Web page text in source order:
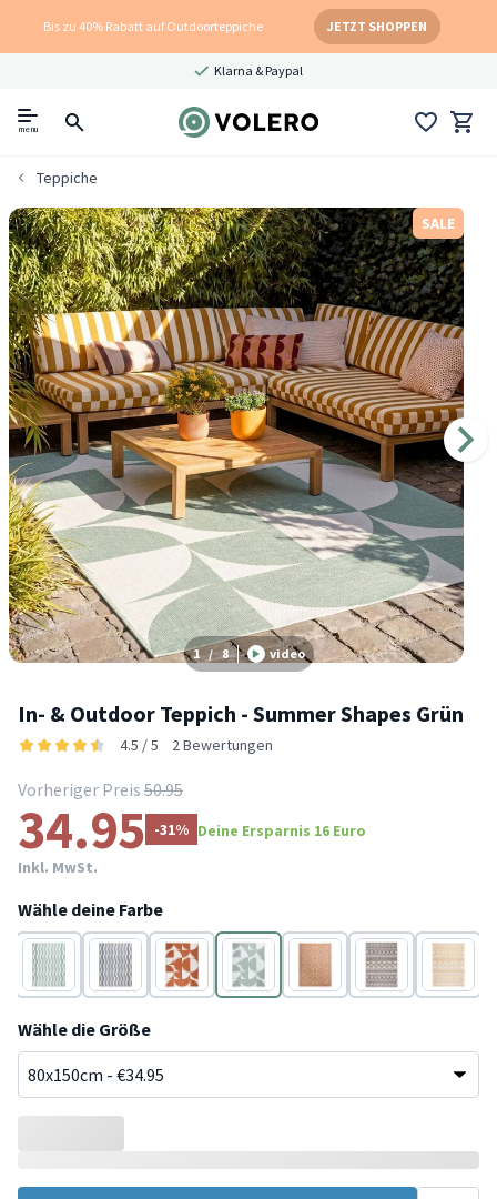
Bis zu 40% Rabatt auf Outdoorteppiche JETZT SHOPPEN
Klarna & Paypal
menu
Teppiche
SALE
1 / 8 video
In- & Outdoor Teppich - Summer Shapes Grün
4.5 / 5 2 Bewertungen
Vorheriger Preis 50.95
34.95 -31% Deine Ersparnis 16 Euro
Inkl. MwSt.
Wähle deine Farbe
Grün Grau TerracottaGrün TerracottaGrau
Gelb
Wähle die Größe